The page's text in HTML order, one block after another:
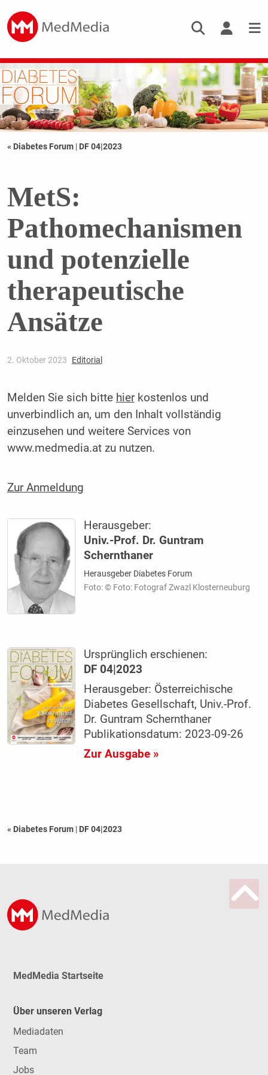
« Diabetes Forum | DF 04|2023
MetS:
Pathomechanismen
und potenzielle
therapeutische
Ansätze
2. Oktober 2023 Editorial
Melden Sie sich bitte hierkostenlos und
unverbindlich an, um den Inhalt vollständig
einzusehen und weitere Services von
www.medmedia.at zu nutzen.
Zur Anmeldung
Herausgeber:
Univ.-Prof. Dr. Guntram
Schernthaner
Herausgeber Diabetes Forum
Foto: © Foto: Fotograf Zwazl Klosterneuburg
Ursprünglich erschienen:
DF 04|2023
Herausgeber: Österreichische
Diabetes Gesellschaft, Univ.-Prof.
Dr. Guntram Schernthaner
Publikationsdatum: 2023-09-26
Zur Ausgabe »
« Diabetes Forum | DF 04|2023
MedMedia Startseite
Über unseren Verlag
Mediadaten
Team
Jobs